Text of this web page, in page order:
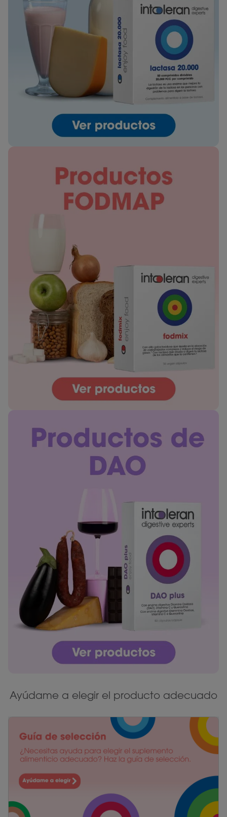
Ayúdame a elegir el producto adecuado